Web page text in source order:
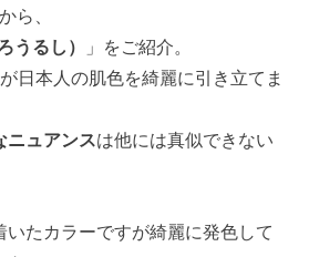
ら、
うるし）
」をご紹介。
日本人の肌色を綺麗に引き立てま
ニュアンスは他には真似できない
いたカラーですが綺麗に発色して